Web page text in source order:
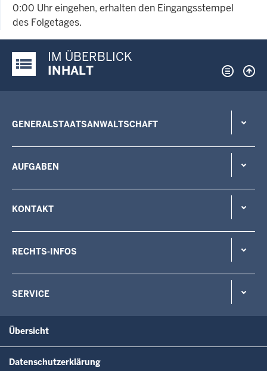
0:00 Uhr eingehen, erhalten den Eingangsstempel
des Folgetages.
Justiz-Portal im Überblick:
IM ÜBERBLICK
INHALT
GENERALSTAATSANWALTSCHAFT
AUFGABEN
KONTAKT
RECHTS-INFOS
SERVICE
Übersicht
Datenschutzerklärung